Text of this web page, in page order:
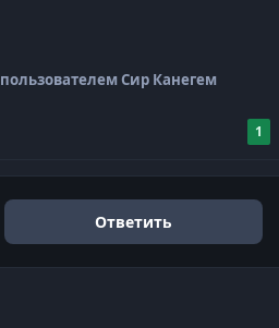
пользователем Сир Канегем
1
Ответить